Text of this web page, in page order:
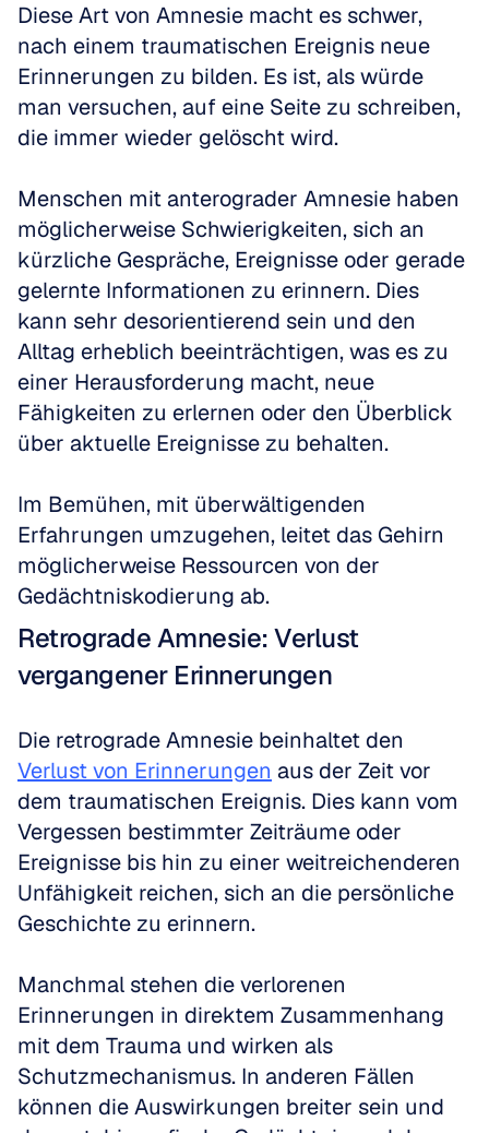
Diese Art von Amnesie macht es schwer,
nach einem traumatischen Ereignis neue
Erinnerungen zu bilden. Es ist, als würde
man versuchen, auf eine Seite zu schreiben,
die immer wieder gelöscht wird.
Menschen mit anterograder Amnesie haben
möglicherweise Schwierigkeiten, sich an
kürzliche Gespräche, Ereignisse oder gerade
gelernte Informationen zu erinnern. Dies
kann sehr desorientierend sein und den
Alltag erheblich beeinträchtigen, was es zu
einer Herausforderung macht, neue
Fähigkeiten zu erlernen oder den Überblick
über aktuelle Ereignisse zu behalten.
Im Bemühen, mit überwältigenden
Erfahrungen umzugehen, leitet das Gehirn
möglicherweise Ressourcen von der
Gedächtniskodierung ab.
Retrograde Amnesie: Verlust
vergangener Erinnerungen
Verlust von Erinnerungen aus der Zeit vor
dem traumatischen Ereignis. Dies kann vom
Vergessen bestimmter Zeiträume oder
Ereignisse bis hin zu einer weitreichenderen
Unfähigkeit reichen, sich an die persönliche
Geschichte zu erinnern.
Manchmal stehen die verlorenen
Erinnerungen in direktem Zusammenhang
mit dem Trauma und wirken als
Schutzmechanismus. In anderen Fällen
können die Auswirkungen breiter sein und